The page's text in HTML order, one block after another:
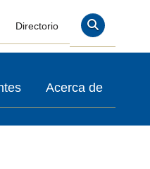
Directorio Buscar En
Acerca de